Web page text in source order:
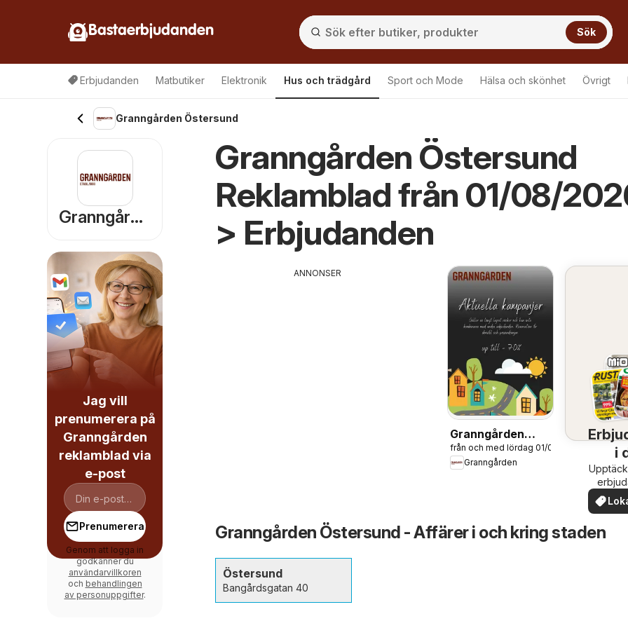
Bastaerbjudanden Sök
Erbjudanden Matbutiker Elektronik Hus och trädgård Sport och Mode Hälsa och skönhet Övrigt
Granngården Östersund
Granngården Östersund
Reklamblad från 01/08/
> Erbjudanden
ANNONSER
Granngården
erbjudanden
från och med lördag 01/08/2026
Granngården
i
Granngården Östersund - Affärer i och kring staden
Östersund
Bangårdsgatan 40
Granngården
Jag vill
prenumerera på
Granngården
reklamblad via
e-post
Prenumerera
Genom att logga in
godkänner du
användarvillkoren
och behandlingen
av personuppgifter.